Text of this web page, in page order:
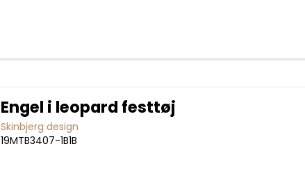
Engel i leopard festtøj
Skinbjerg design
19MTB3407-1B1B